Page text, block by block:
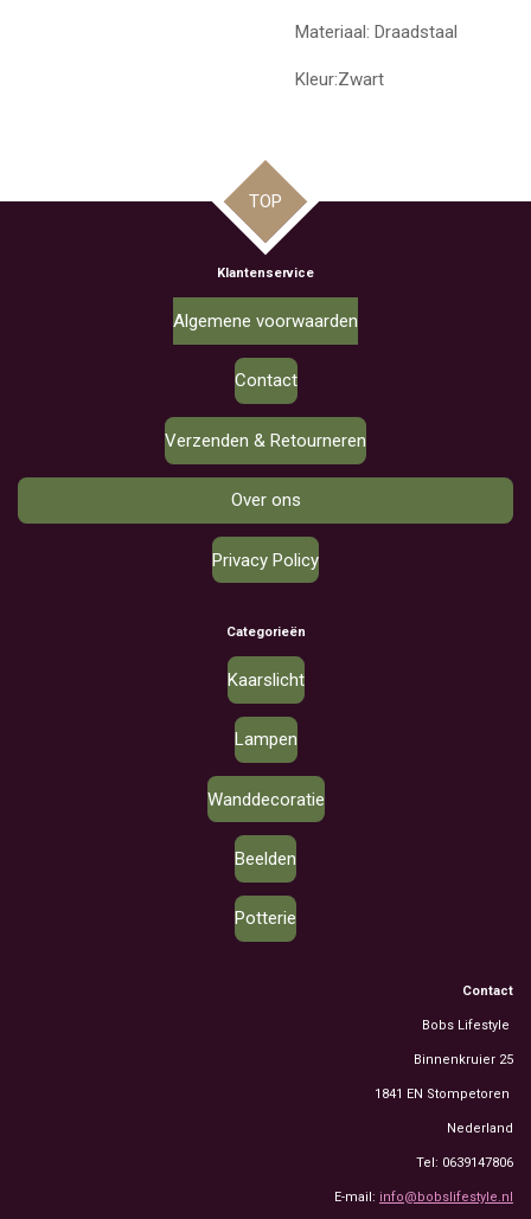
Materiaal: Draadstaal
Kleur:Zwart
TOP
Klantenservice
Algemene voorwaarden
Contact
Verzenden & Retourneren
Over ons
Privacy Policy
Categorieën
Kaarslicht
Lampen
Wanddecoratie
Beelden
Potterie
Contact
Bobs Lifestyle
Binnenkruier 25
1841 EN Stompetoren
Nederland
Tel: 0639147806
E-mail: info@bobslifestyle.nl